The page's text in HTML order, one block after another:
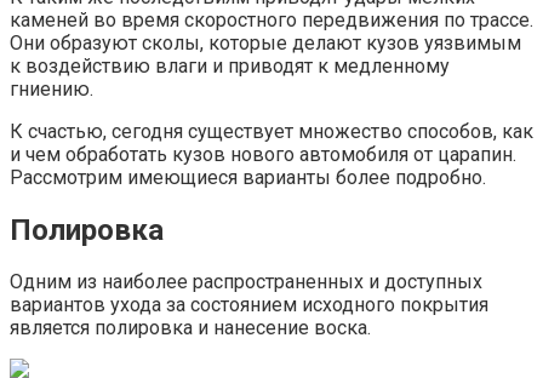
каменей во время скоростного передвижения по трассе.
Они образуют сколы, которые делают кузов уязвимым
к воздействию влаги и приводят к медленному
гниению.
К счастью, сегодня существует множество способов, как
и чем обработать кузов нового автомобиля от царапин.
Рассмотрим имеющиеся варианты более подробно.
Полировка
Одним из наиболее распространенных и доступных
вариантов ухода за состоянием исходного покрытия
является полировка и нанесение воска.